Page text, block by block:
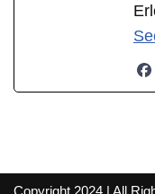
Copyright 2024 | All